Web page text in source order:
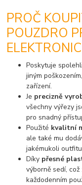
PROČ
POUZDRO
Poskytuje
jiným
zařízení.
Je precizně
všechny výřezy
pro snadný
Použité kvalitní
ale také mu
jakémukoli
Díky přesné
výborně sedí,
každodenním